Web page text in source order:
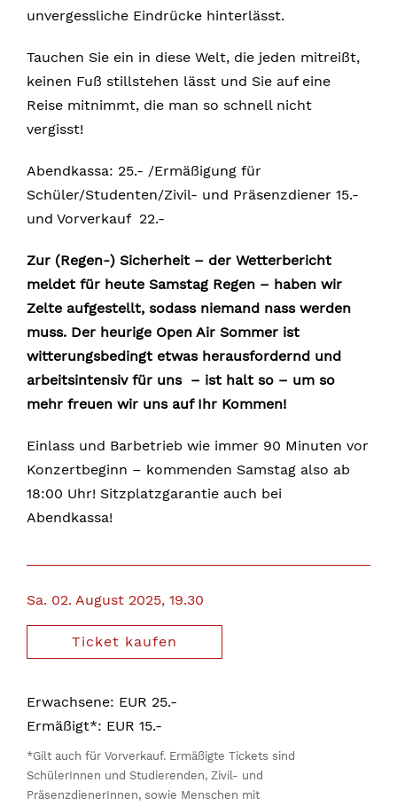
unvergessliche Eindrücke hinterlässt.
Tauchen Sie ein in diese Welt, die jeden mitreißt,
keinen Fuß stillstehen lässt und Sie auf eine
Reise mitnimmt, die man so schnell nicht
vergisst!
Abendkassa: 25.- /Ermäßigung für
Schüler/Studenten/Zivil- und Präsenzdiener 15.-
und Vorverkauf 22.-
Zur (Regen-) Sicherheit – der Wetterbericht
meldet für heute Samstag Regen – haben wir
Zelte aufgestellt, sodass niemand nass werden
muss. Der heurige Open Air Sommer ist
witterungsbedingt etwas herausfordernd und
arbeitsintensiv für uns – ist halt so – um so
mehr freuen wir uns auf Ihr Kommen!
Einlass und Barbetrieb wie immer 90 Minuten vor
Konzertbeginn – kommenden Samstag also ab
18:00 Uhr! Sitzplatzgarantie auch bei
Abendkassa!
Sa. 02. August 2025, 19.30
Ticket kaufen
Erwachsene: EUR 25.-
Ermäßigt*: EUR 15.-
*Gilt auch für Vorverkauf. Ermäßigte Tickets sind
SchülerInnen und Studierenden, Zivil- und
PräsenzdienerInnen, sowie Menschen mit